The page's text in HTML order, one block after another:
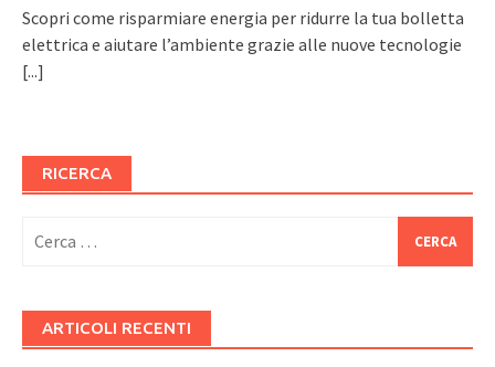
Scopri come risparmiare energia per ridurre la tua bolletta
elettrica e aiutare l’ambiente grazie alle nuove tecnologie
[...]
RICERCA
per:
ARTICOLI RECENTI